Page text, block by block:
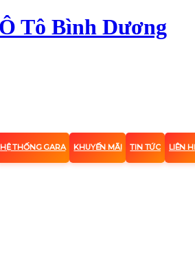
HỆ THỐNG GARA KHUYẾN MÃI TIN TỨC LIÊN